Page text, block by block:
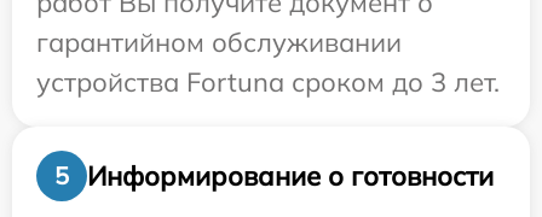
гарантийном обслуживании
устройства Fortuna сроком до 3 лет.
5
Информирование о готовности